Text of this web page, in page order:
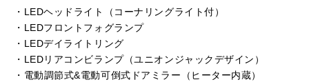
・LEDヘッドライト（コーナリングライト付）
・LEDフロントフォグランプ
・LEDデイライトリング
・LEDリアコンビランプ（ユニオンジャックデザイン）
・電動調節式&電動可倒式ドアミラー（ヒーター内蔵）